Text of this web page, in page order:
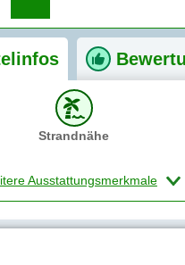
Strandnähe
Ausstattungsmerkmale